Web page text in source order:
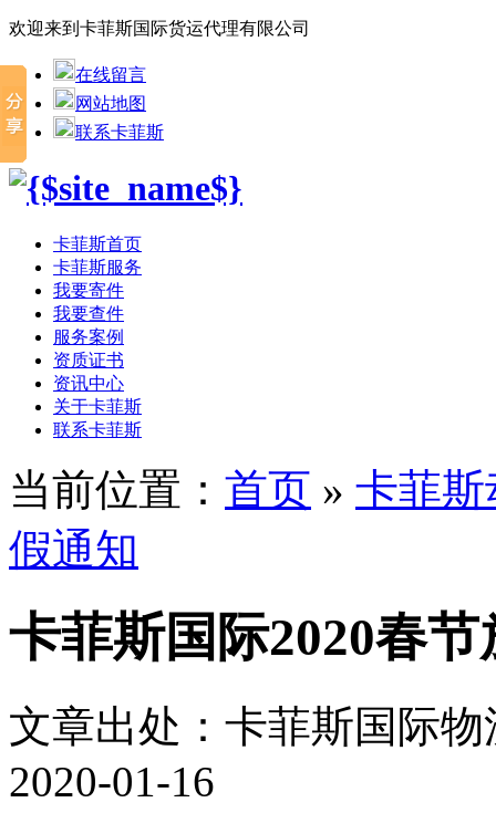
欢迎来到卡菲斯国际货运代理有限公司
在线留言
网站地图
联系卡菲斯
卡菲斯首页
卡菲斯服务
我要寄件
我要查件
服务案例
资质证书
资讯中心
关于卡菲斯
联系卡菲斯
当前位置： 首页 » 卡菲斯
假通知
卡菲斯国际2020春
文章出处：卡菲斯国际
2020-01-16